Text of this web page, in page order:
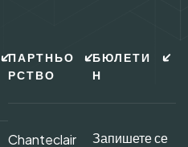
ПАРТНЬО
РСТВО
Chanteclair
БЮЛЕТИ
Н
Запишете се